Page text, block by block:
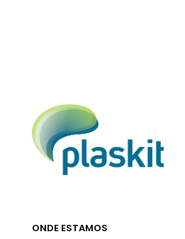
ONDE ESTAMOS